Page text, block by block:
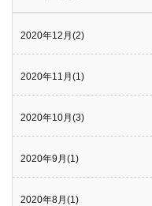
2020年12月(2)
2020年11月(1)
2020年10月(3)
2020年9月(1)
2020年8月(1)